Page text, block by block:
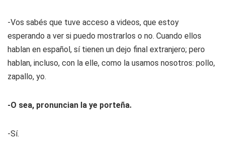
-Vos sabés que tuve acceso a videos, que estoy
esperando a ver si puedo mostrarlos o no. Cuando ellos
hablan en español, sí tienen un dejo final extranjero; pero
hablan, incluso, con la elle, como la usamos nosotros: pollo,
zapallo, yo.
-O sea, pronuncian la ye porteña.
-Sí.